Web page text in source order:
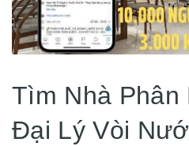
Tìm Nhà Phân
Đại Lý Vòi